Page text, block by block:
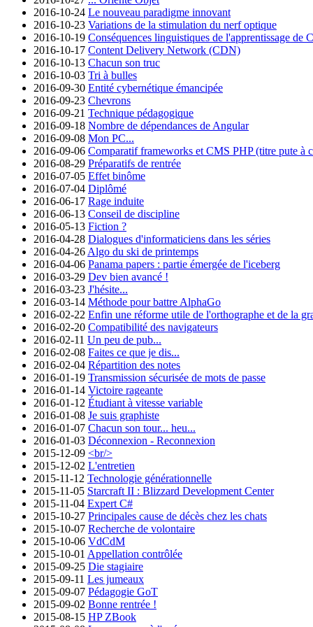
2016-10-24 Le nouveau paradigme innovant
2016-10-23 Variations de la stimulation du nerf optique
2016-10-19 Conséquences linguistiques de l'apprentissage de
2016-10-17 Content Delivery Network (CDN)
2016-10-13 Chacun son truc
2016-10-03 Tri à bulles
2016-09-30 Entité cybernétique émancipée
2016-09-23 Chevrons
2016-09-21 Technique pédagogique
2016-09-18 Nombre de dépendances de Angular
2016-09-08 Mon PC...
2016-09-06 Comparatif frameworks et CMS PHP (titre pute à
2016-08-29 Préparatifs de rentrée
2016-07-05 Effet binôme
2016-07-04 Diplômé
2016-06-17 Rage induite
2016-06-13 Conseil de discipline
2016-05-13 Fiction ?
2016-04-28 Dialogues d'informaticiens dans les séries
2016-04-26 Algo du ski de printemps
2016-04-06 Panama papers : partie émergée de l'iceberg
2016-03-29 Dev bien avancé !
2016-03-23 J'hésite...
2016-03-14 Méthode pour battre AlphaGo
2016-02-22 Enfin une réforme utile de l'orthographe et de la
2016-02-20 Compatibilité des navigateurs
2016-02-11 Un peu de pub...
2016-02-08 Faites ce que je dis...
2016-02-04 Répartition des notes
2016-01-19 Transmission sécurisée de mots de passe
2016-01-14 Victoire rageante
2016-01-12 Étudiant à vitesse variable
2016-01-08 Je suis graphiste
2016-01-07 Chacun son tour... heu...
2016-01-03 Déconnexion - Reconnexion
2015-12-09 <br/>
2015-12-02 L'entretien
2015-11-12 Technologie générationnelle
2015-11-05 Starcraft II : Blizzard Development Center
2015-11-04 Expert C#
2015-10-27 Principales cause de décès chez les chats
2015-10-07 Recherche de volontaire
2015-10-06 VdCdM
2015-10-01 Appellation contrôlée
2015-09-25 Die stagiaire
2015-09-11 Les jumeaux
2015-09-07 Pédagogie GoT
2015-09-02 Bonne rentrée !
2015-08-15 HP ZBook